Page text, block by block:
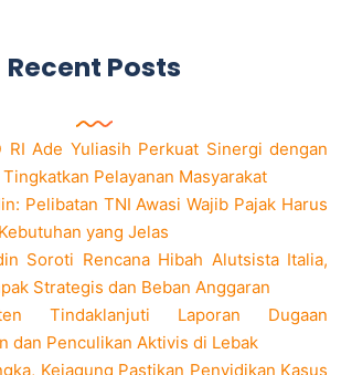
Recent Posts
RI Ade Yuliasih Perkuat Sinergi dengan
Pelayanan Masyarakat
Pelibatan TNI Awasi Wajib Pajak Harus
yang Jelas
Soroti Rencana Hibah Alutsista Italia,
Strategis dan Beban Anggaran
Tindaklanjuti Laporan Dugaan
dan Penculikan Aktivis di Lebak
Kejagung Pastikan Penyidikan Kasus